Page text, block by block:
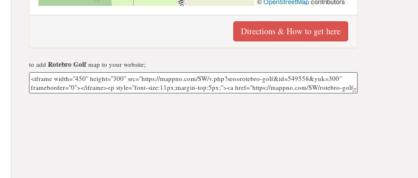
Directions & How to get here
to add Rotebro Golf map to your website;